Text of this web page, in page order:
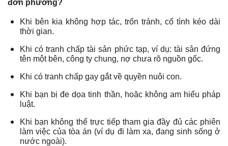
đơn phương?
Khi bên kia không hợp tác, trốn tránh, cố tình kéo dài
thời gian.
Khi có tranh chấp tài sản phức tạp, ví dụ: tài sản đứng
tên một bên, công ty chung, nợ chưa rõ nguồn gốc.
Khi có tranh chấp gay gắt về quyền nuôi con.
Khi bạn bị đe dọa tinh thần, hoặc không am hiểu pháp
luật.
Khi bạn không thể trực tiếp tham gia đầy đủ các phiên
làm việc của tòa án (ví dụ đi làm xa, đang sinh sống ở
nước ngoài).